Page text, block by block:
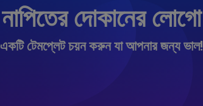
নাপিতের দোকানের লোগো
একটি টেমপ্লেট চয়ন করুন যা আপনার জন্য ভাল!